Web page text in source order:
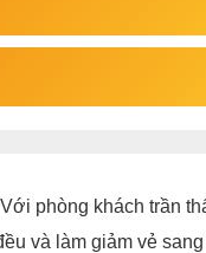
phòng khách trần
và làm giảm vẻ